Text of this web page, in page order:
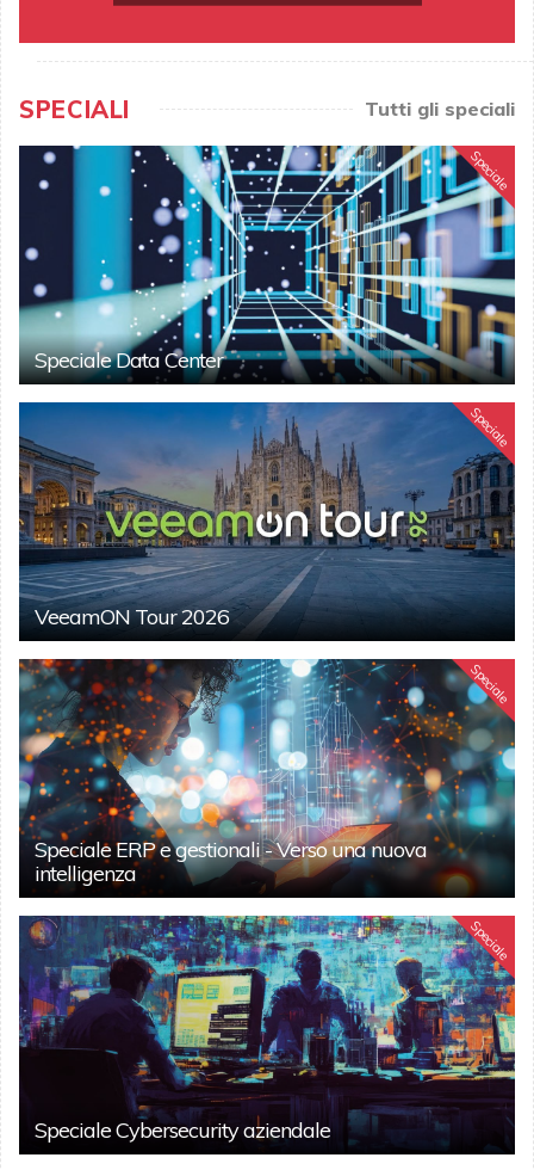
SPECIALI Tutti gli speciali
Speciale
Speciale Data Center
Speciale
VeeamON Tour 2026
Speciale
Speciale ERP e gestionali - Verso una nuova
intelligenza
Speciale
Speciale Cybersecurity aziendale